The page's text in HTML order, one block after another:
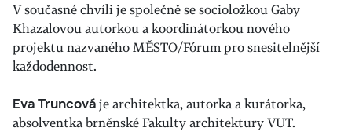
V současné chvíli je společně se socioložkou Gaby
Khazalovou autorkou a koordinátorkou nového
projektu nazvaného MĚSTO/Fórum pro snesitelnější
každodennost.
Eva Truncováje architektka, autorka a kurátorka,
absolventka brněnské Fakulty architektury VUT.